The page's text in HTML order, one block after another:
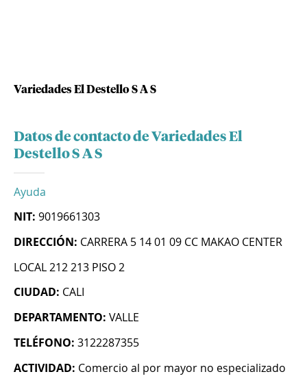
Variedades El Destello S A S
Datos de contacto de Variedades El
Destello S A S
Ayuda
NIT: 9019661303
DIRECCIÓN: CARRERA 5 14 01 09 CC MAKAO CENTER
LOCAL 212 213 PISO 2
CIUDAD: CALI
DEPARTAMENTO: VALLE
TELÉFONO: 3122287355
ACTIVIDAD: Comercio al por mayor no especializado